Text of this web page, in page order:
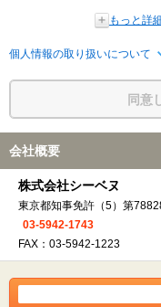
もっと詳
個人情報の取り扱いについて
同意
会社概要
株式会社シーベヌ
東京都知事免許（5）第
03-5942-1743
FAX：03-5942-1223